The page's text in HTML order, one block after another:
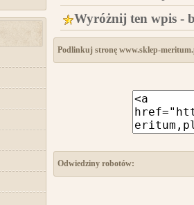
Wyróżnij ten wpis -
Podlinkuj stronę www.sklep-
Odwiedziny robotów: